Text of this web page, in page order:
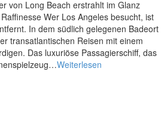
von Long Beach erstrahlt im Glanz
Wer Los Angeles besucht, ist
In dem südlich gelegenen Badeort
transatlantischen Reisen mit einem
Das luxuriöse Passagierschiff, das
Weiterlesen